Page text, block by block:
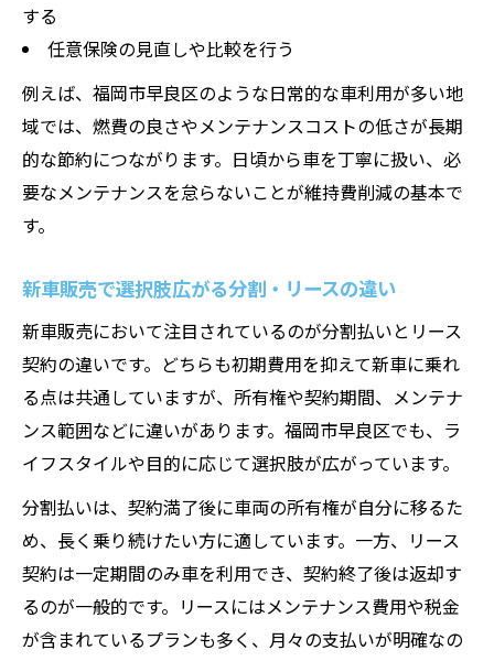
する
任意保険の見直しや比較を行う
例えば、福岡市早良区のような日常的な車利用が多い地
域では、燃費の良さやメンテナンスコストの低さが長期
的な節約につながります。日頃から車を丁寧に扱い、必
要なメンテナンスを怠らないことが維持費削減の基本で
す。
新車販売で選択肢広がる分割・リースの違い
新車販売において注目されているのが分割払いとリース
契約の違いです。どちらも初期費用を抑えて新車に乗れ
る点は共通していますが、所有権や契約期間、メンテナ
ンス範囲などに違いがあります。福岡市早良区でも、ラ
イフスタイルや目的に応じて選択肢が広がっています。
分割払いは、契約満了後に車両の所有権が自分に移るた
め、長く乗り続けたい方に適しています。一方、リース
契約は一定期間のみ車を利用でき、契約終了後は返却す
るのが一般的です。リースにはメンテナンス費用や税金
が含まれているプランも多く、月々の支払いが明確なの